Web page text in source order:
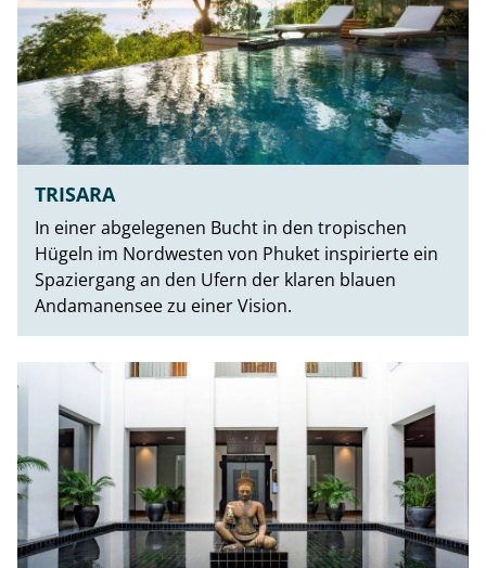
TRISARA
In einer abgelegenen Bucht in den tropischen
Hügeln im Nordwesten von Phuket inspirierte ein
Spaziergang an den Ufern der klaren blauen
Andamanensee zu einer Vision.